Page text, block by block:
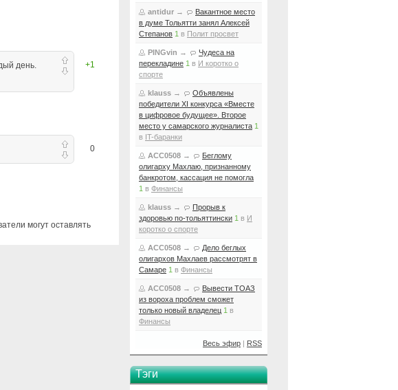
+1
день.
0
могут оставлять
antidur →
Вакантное место
в думе Тольятти занял Алексей
Степанов 1 в Полит просвет
PINGvin →
Чудеса на
перекладине 1 в И коротко о
спорте
klauss →
Объявлены
победители XI конкурса «Вместе
в цифровое будущее». Второе
место у самарского журналиста 1
в IT-баранки
ACC0508 →
Беглому
олигарху Махлаю, признанному
банкротом, кассация не помогла
1 в Финансы
klauss →
Прорыв к
здоровью по-тольяттински 1 в И
коротко о спорте
ACC0508 →
Дело беглых
олигархов Махлаев рассмотрят в
Самаре 1 в Финансы
ACC0508 →
Вывести ТОАЗ
из вороха проблем сможет
только новый владелец 1 в
Финансы
Весь эфир | RSS
Тэги